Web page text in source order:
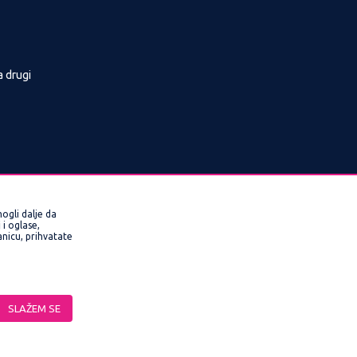
drugi
kompletne i bez grešaka. Svi artikli
pozivom Call Centra na 0800/220022,
dalje da
oglase,
prihvatate
SLAŽEM SE